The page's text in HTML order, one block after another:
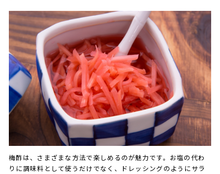
梅酢は、さまざまな方法で楽しめるのが魅力です。お塩の代わ
りに調味料として使うだけでなく、ドレッシングのようにサラ